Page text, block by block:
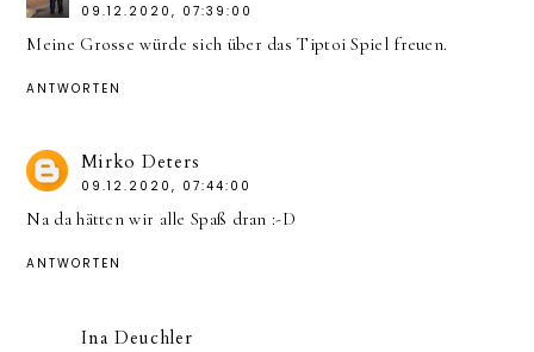
09.12.2020, 07:39:00
Meine Grosse würde sich über das Tiptoi Spiel freuen.
ANTWORTEN
Mirko Deters
09.12.2020, 07:44:00
Na da hätten wir alle Spaß dran :-D
ANTWORTEN
Ina Deuchler